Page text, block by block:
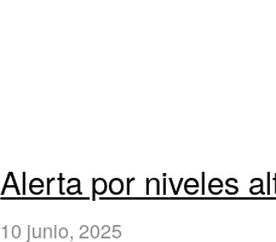
Alerta por niveles
10 junio, 2025